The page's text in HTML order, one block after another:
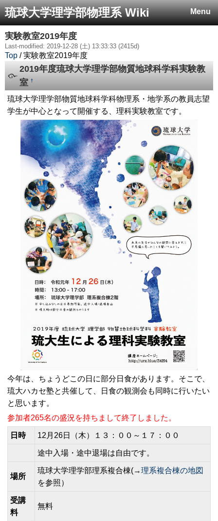
Menu
琉球大学理学部物理系 Wiki
実験教室2019年度
Last-modified: 2019-12-28 (土) 13:33:33 (2415d)
Top / 実験教室2019年度
2019年度琉球大学理学部物質地球科学科実験教
室 †
琉球大学理学部物質地球科学科物理系・地学系の教員志望
学生が中心となって開催する、理科実験教室です。
今年は、ちょうどこの日に部分日食があります。そこで、
琉大ハカセ塾と共催して、日食の観測会も同時に行いたい
と思います。
参加者265名の盛況を持ちまして終了しました。
日時 12月26日（木）１３：００～１７：００
途中入場・途中退場は自由です。
場所
琉球大学理学部理系複合棟(→理系複合棟の地図
を参照）
受講
料
無料